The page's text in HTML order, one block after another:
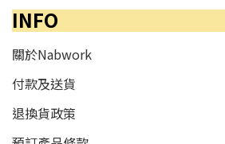
INFO
關於Nabwork
付款及送貨
退換貨政策